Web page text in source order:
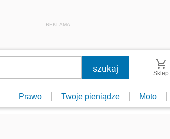
REKLAMA
Sklep
Prawo Twoje pieniądze Moto